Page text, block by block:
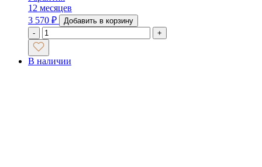
12 месяцев
3 570 ₽
Добавить в корзину
-
+
В наличии